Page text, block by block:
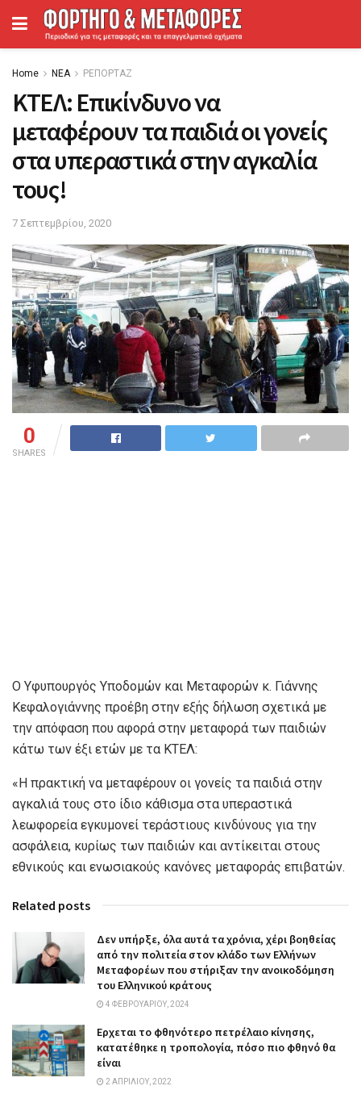
Home ΝΕΑ ΡΕΠΟΡΤΑΖ
ΚΤΕΛ: Επικίνδυνο να
μεταφέρουν τα παιδιά οι γονείς
στα υπεραστικά στην αγκαλία
τους!
7 Σεπτεμβρίου, 2020
0
SHARES
Ο Υφυπουργός Υποδομών και Μεταφορών κ. Γιάννης
Κεφαλογιάννης προέβη στην εξής δήλωση σχετικά με
την απόφαση που αφορά στην μεταφορά των παιδιών
κάτω των έξι ετών με τα ΚΤΕΛ:
«Η πρακτική να μεταφέρουν οι γονείς τα παιδιά στην
αγκαλιά τους στο ίδιο κάθισμα στα υπεραστικά
λεωφορεία εγκυμονεί τεράστιους κινδύνους για την
ασφάλεια, κυρίως των παιδιών και αντίκειται στους
εθνικούς και ενωσιακούς κανόνες μεταφοράς επιβατών.
Related posts
Δεν υπήρξε, όλα αυτά τα χρόνια, χέρι βοηθείας
από την πολιτεία στον κλάδο των Ελλήνων
Μεταφορέων που στήριξαν την ανοικοδόμηση
του Ελληνικού κράτους
4 ΦΕΒΡΟΥΑΡΊΟΥ, 2024
Ερχεται το φθηνότερο πετρέλαιο κίνησης,
κατατέθηκε η τροπολογία, πόσο πιο φθηνό θα
είναι
2 ΑΠΡΙΛΊΟΥ, 2022